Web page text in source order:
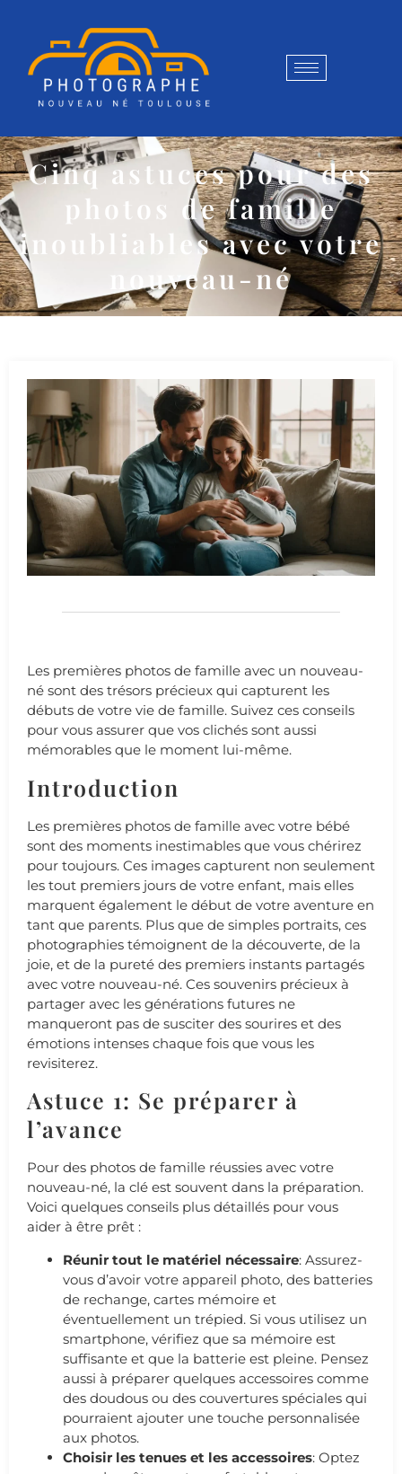
Cinq astuces pour des
photos de famille
inoubliables avec votre
nouveau-né
Les premières photos de famille avec un nouveau-
né sont des trésors précieux qui capturent les
débuts de votre vie de famille. Suivez ces conseils
pour vous assurer que vos clichés sont aussi
mémorables que le moment lui-même.
Introduction
Les premières photos de famille avec votre bébé
sont des moments inestimables que vous chérirez
pour toujours. Ces images capturent non seulement
les tout premiers jours de votre enfant, mais elles
marquent également le début de votre aventure en
tant que parents. Plus que de simples portraits, ces
photographies témoignent de la découverte, de la
joie, et de la pureté des premiers instants partagés
avec votre nouveau-né. Ces souvenirs précieux à
partager avec les générations futures ne
manqueront pas de susciter des sourires et des
émotions intenses chaque fois que vous les
revisiterez.
Astuce 1: Se préparer à
l’avance
Pour des photos de famille réussies avec votre
nouveau-né, la clé est souvent dans la préparation.
Voici quelques conseils plus détaillés pour vous
aider à être prêt :
Réunir tout le matériel nécessaire: Assurez-
vous d’avoir votre appareil photo, des batteries
de rechange, cartes mémoire et
éventuellement un trépied. Si vous utilisez un
smartphone, vérifiez que sa mémoire est
suffisante et que la batterie est pleine. Pensez
aussi à préparer quelques accessoires comme
des doudous ou des couvertures spéciales qui
pourraient ajouter une touche personnalisée
aux photos.
Choisir les tenues et les accessoires: Optez